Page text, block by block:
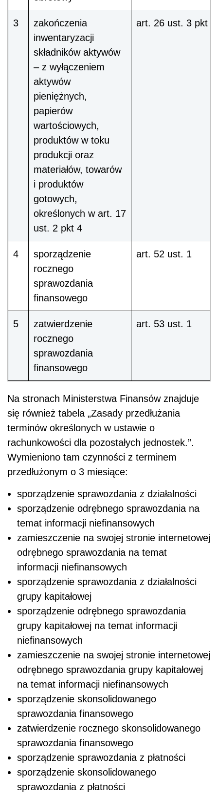
3
zakończenia
inwentaryzacji
składników aktywów
– z wyłączeniem
aktywów
pieniężnych,
papierów
wartościowych,
produktów w toku
produkcji oraz
materiałów, towarów
i produktów
gotowych,
określonych w art. 17
ust. 2 pkt 4
art. 26 ust. 3 pkt 1
4
sporządzenie
rocznego
sprawozdania
finansowego
art. 52 ust. 1
5
zatwierdzenie
rocznego
sprawozdania
finansowego
art. 53 ust. 1
Na stronach Ministerstwa Finansów znajduje
się również tabela „Zasady przedłużania
terminów określonych w ustawie o
rachunkowości dla pozostałych jednostek.”.
Wymieniono tam czynności z terminem
przedłużonym o 3 miesiące:
sporządzenie sprawozdania z działalności
sporządzenie odrębnego sprawozdania na
temat informacji niefinansowych
zamieszczenie na swojej stronie internetowej
odrębnego sprawozdania na temat
informacji niefinansowych
sporządzenie sprawozdania z działalności
grupy kapitałowej
sporządzenie odrębnego sprawozdania
grupy kapitałowej na temat informacji
niefinansowych
zamieszczenie na swojej stronie internetowej
odrębnego sprawozdania grupy kapitałowej
na temat informacji niefinansowych
sporządzenie skonsolidowanego
sprawozdania finansowego
zatwierdzenie rocznego skonsolidowanego
sprawozdania finansowego
sporządzenie sprawozdania z płatności
sporządzenie skonsolidowanego
sprawozdania z płatności